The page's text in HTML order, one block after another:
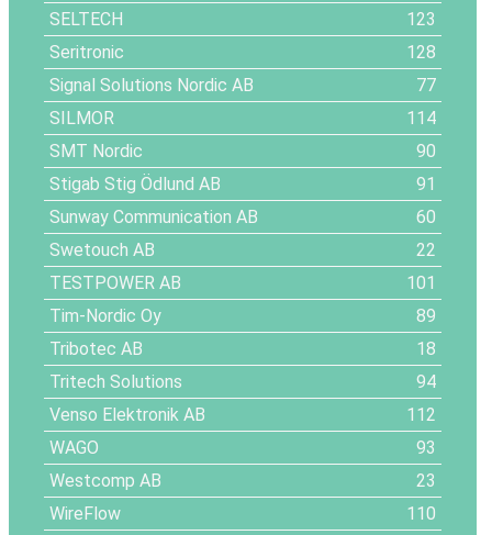
SELTECH
123
Seritronic
128
Signal Solutions Nordic AB
77
SILMOR
114
SMT Nordic
90
Stigab Stig Ödlund AB
91
Sunway Communication AB
60
Swetouch AB
22
TESTPOWER AB
101
Tim-Nordic Oy
89
Tribotec AB
18
Tritech Solutions
94
Venso Elektronik AB
112
WAGO
93
Westcomp AB
23
WireFlow
110